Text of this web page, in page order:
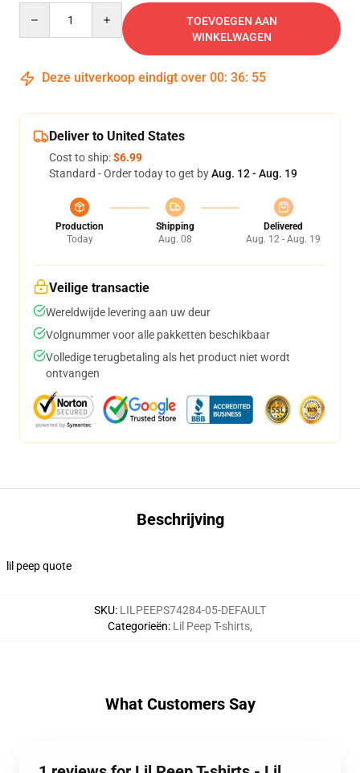
TOEVOEGEN AAN
WINKELWAGEN
Deze uitverkoop eindigt over 00: 36: 54
Deliver to United States
Cost to ship:$6.99
Standard - Order today to get byAug. 12 - Aug. 19
Production
Today
Shipping
Aug. 08
Delivered
Aug. 12 - Aug. 19
Veilige transactie
Wereldwijde levering aan uw deur
Volgnummer voor alle pakketten beschikbaar
Volledige terugbetaling als het product niet wordt
ontvangen
Beschrijving
lil peep quote
SKU: LILPEEPS74284-05-DEFAULT
Categorieën: Lil Peep T-shirts,
What Customers Say